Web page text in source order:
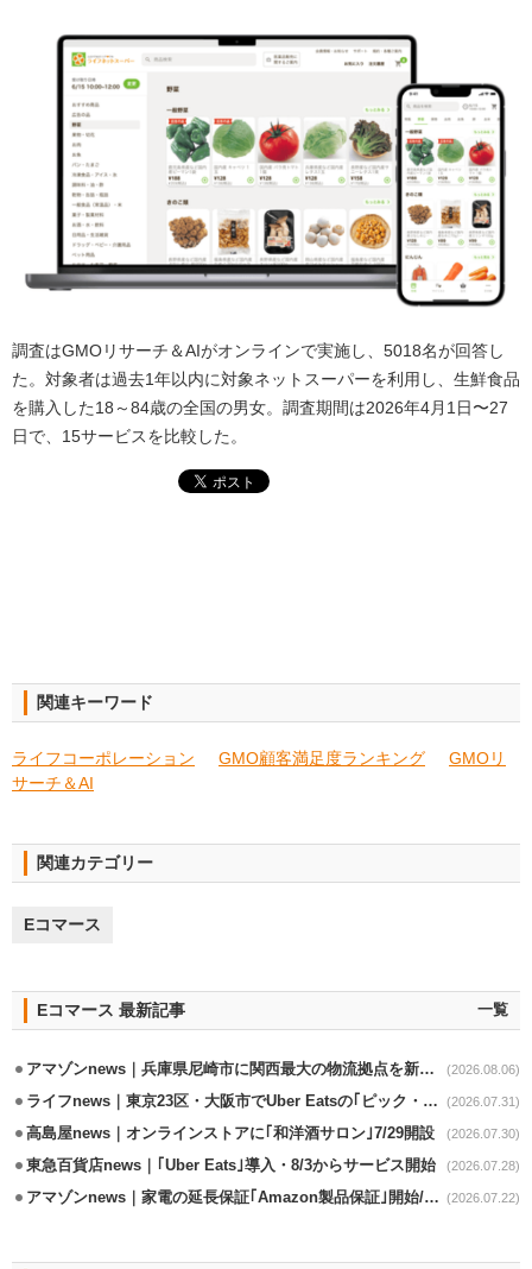
調査はGMOリサーチ＆AIがオンラインで実施し、5018名が回答し
た。対象者は過去1年以内に対象ネットスーパーを利用し、生鮮食品
を購入した18～84歳の全国の男女。調査期間は2026年4月1日〜27
日で、15サービスを比較した。
関連キーワード
ライフコーポレーション GMO顧客満足度ランキング
GMOリ
サーチ＆AI
関連カテゴリー
Eコマース
Eコマース 最新記事 一覧
アマゾンnews｜兵庫県尼崎市に関西最大の物流拠点を新設・市内2拠点目 (2026.08.06)
ライフnews｜東京23区・大阪市でUber Eatsの｢ピック・パック・ペイ｣導入 (2026.07.31)
高島屋news｜オンラインストアに｢和洋酒サロン｣7/29開設 (2026.07.30)
東急百貨店news｜｢Uber Eats｣導入・8/3からサービス開始 (2026.07.28)
アマゾンnews｜家電の延長保証｢Amazon製品保証｣開始/購入～修理Web完結 (2026.07.22)